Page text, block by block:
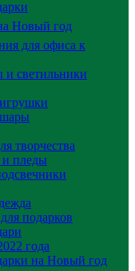
Новый год
для офиса к
и светильники
творчества
пледы
подарков
года